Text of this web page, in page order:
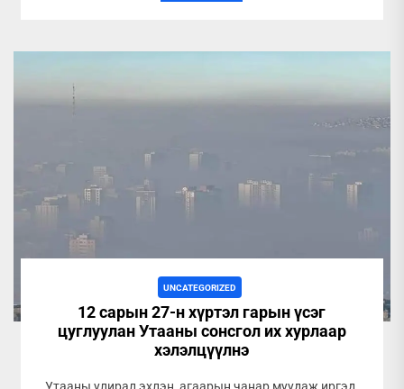
UNCATEGORIZED
12 сарын 27-н хүртэл гарын үсэг
цуглуулан Утааны сонсгол их хурлаар
хэлэлцүүлнэ